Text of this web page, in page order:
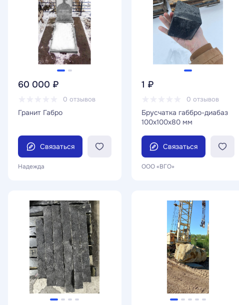
60 000 ₽
0 отзывов
Гранит Габро
Связаться
Надежда
1 ₽
0 отзывов
Брусчатка габбро-диабаз
100х100х80 мм
Связаться
ООО «ВГО»